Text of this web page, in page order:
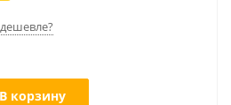
В корзину